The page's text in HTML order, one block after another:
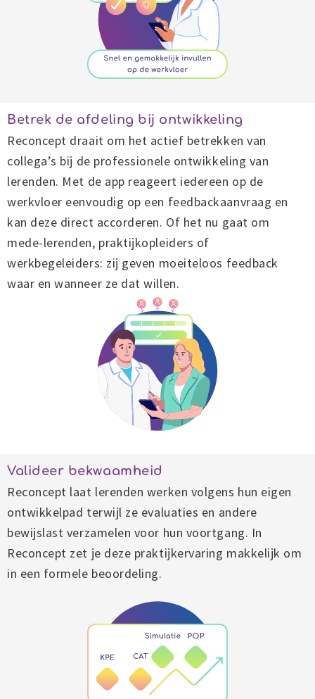
Betrek de afdeling bij ontwikkeling
Reconcept draait om het actief betrekken van
collega’s bij de professionele ontwikkeling van
lerenden. Met de app reageert iedereen op de
werkvloer eenvoudig op een feedbackaanvraag en
kan deze direct accorderen. Of het nu gaat om
mede-lerenden, praktijkopleiders of
werkbegeleiders: zij geven moeiteloos feedback
waar en wanneer ze dat willen.
Valideer bekwaamheid
Reconcept laat lerenden werken volgens hun eigen
ontwikkelpad terwijl ze evaluaties en andere
bewijslast verzamelen voor hun voortgang. In
Reconcept zet je deze praktijkervaring makkelijk om
in een formele beoordeling.